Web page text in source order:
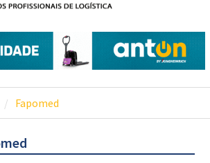
Fapomed